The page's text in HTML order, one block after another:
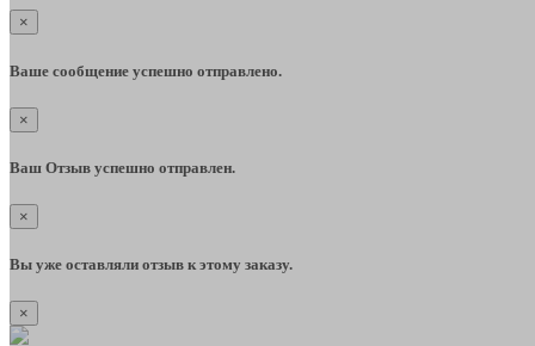
×
Ваше сообщение успешно отправлено.
×
Ваш Отзыв успешно отправлен.
×
Вы уже оставляли отзыв к этому заказу.
×